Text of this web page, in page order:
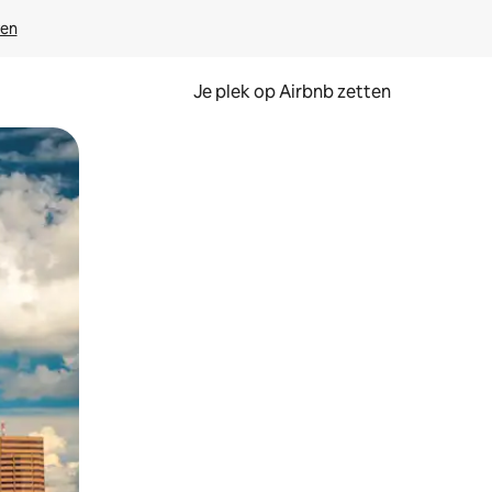
Je plek op Airbnb zetten
of swipen.